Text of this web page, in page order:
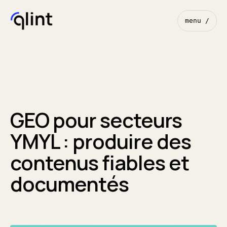
menu /
GEO pour secteurs
YMYL : produire des
contenus fiables et
documentés